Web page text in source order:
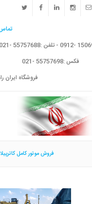
فکس :55757698 -021
فروشگاه ایران
فروش موتور كامل كاترپيلار